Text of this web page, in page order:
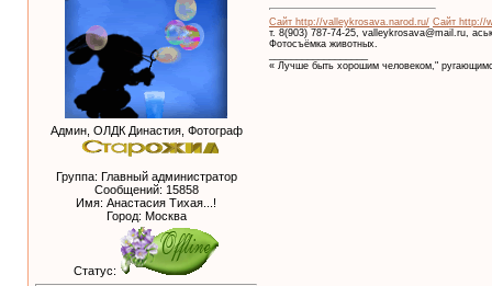
Админ, ОЛДК Династия, Фотограф
Группа: Главный администратор
Сообщений: 15858
Имя: Анастасия Тихая...!
Город: Москва
Статус:
Сайт http://valleykrosava.narod.ru/ Сайт http://
т. 8(903) 787-74-25, valleykrosava@mail.ru,
Фотосъёмка животных.
« Лучше быть хорошим человеком,"